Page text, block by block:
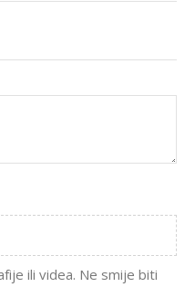
ili videa. Ne smije biti